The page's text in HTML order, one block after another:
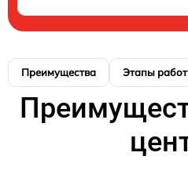
Преимущества Этапы работ